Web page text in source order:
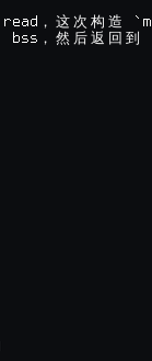
read ， 这 次 构 造
bss ， 然 后 返 回 到